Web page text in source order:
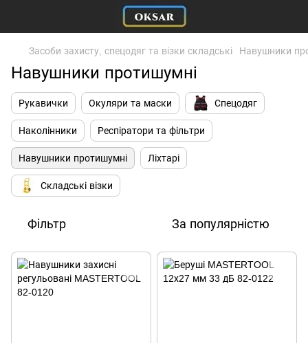
Засоби захисту, спецодяг та візки складські Навушники
Навушники протишумні
Рукавички Окуляри та маски Спецодяг
Наколінники Респіратори та фільтри
Навушники протишумні Ліхтарі
Складські візки
Фільтр За популярністю